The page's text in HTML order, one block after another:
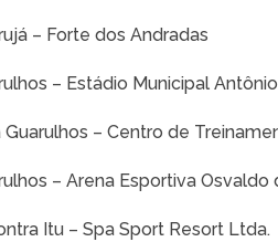
– Forte dos Andradas
– Estádio Municipal
Guarulhos – Centro de
– Arena Esportiva Osvaldo
Itu – Spa Sport Resort Ltda.